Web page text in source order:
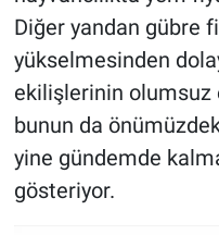
Diğer yandan gübre
yükselmesinden
ekilişlerinin olumsuz
bunun da
yine gündemde
gösteriyor.